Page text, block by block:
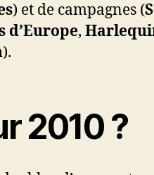
) et de campagnes (
d’Europe,
).
2010 ?